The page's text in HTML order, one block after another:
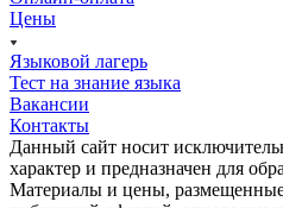
Цены
Языковой лагерь
Тест на знание языка
Вакансии
Контакты
Данный сайт носит
характер и предназначен для
Материалы и цены, размещенные